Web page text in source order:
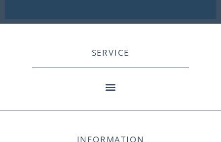
SERVICE
INFORMATION